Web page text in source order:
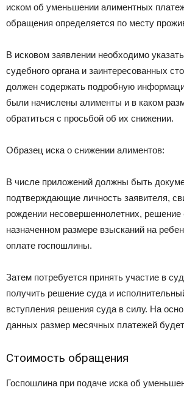
иском об уменьшении алиментных
обращения определяется по месту
В исковом заявлении необходимо
судебного органа и заинтересованных
должен содержать подробную
были начислены алименты и в каком
обратиться с просьбой об их снижении.
Образец иска о снижении алиментов:
В числе приложений должны быть
подтверждающие личность заявителя,
рождении несовершеннолетних, решение
назначенном размере взысканий на
оплате госпошлины.
Затем потребуется принять участие в
получить решение суда и
вступления решения суда в силу. На
данных размер месячных платежей
Стоимость обращения
Госпошлина при подаче иска об